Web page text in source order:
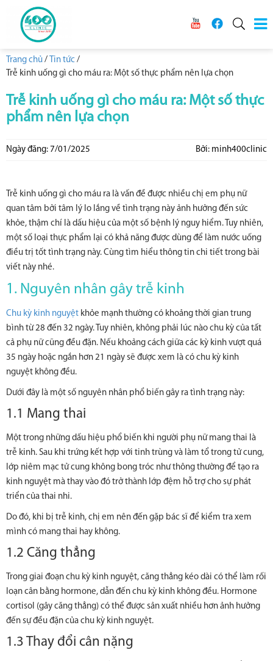
Trang chủ / Tin tức /
Trễ kinh uống gì cho máu ra: Một số thực phẩm nên lựa chọn
Trễ kinh uống gì cho máu ra: Một số thực
phẩm nên lựa chọn
Ngày đăng: 7/01/2025 Bởi: minh400clinic
Trễ kinh uống gì cho máu ra là vấn đề được nhiều chị em phụ nữ
quan tâm bởi tâm lý lo lắng về tình trạng này ảnh hưởng đến sức
khỏe, thậm chí là dấu hiệu của một số bệnh lý nguy hiểm. Tuy nhiên,
một số loại thực phẩm lại có khả năng được dùng để làm nước uống
điều trị tốt tình trạng này. Cùng tìm hiểu thông tin chi tiết trong bài
viết này nhé.
1. Nguyên nhân gây trễ kinh
Chu kỳ kinh nguyệt khỏe mạnh thường có khoảng thời gian trung
bình từ 28 đến 32 ngày. Tuy nhiên, không phải lúc nào chu kỳ của tất
cả phụ nữ cũng đều đặn. Nếu khoảng cách giữa các kỳ kinh vượt quá
35 ngày hoặc ngắn hơn 21 ngày sẽ được xem là có chu kỳ kinh
nguyệt không đều.
Dưới đây là một số nguyên nhân phổ biến gây ra tình trạng này:
1.1 Mang thai
Một trong những dấu hiệu phổ biến khi người phụ nữ mang thai là
trễ kinh. Sau khi trứng kết hợp với tinh trùng và làm tổ trong tử cung,
lớp niêm mạc tử cung không bong tróc như thông thường để tạo ra
kinh nguyệt mà thay vào đó trở thành lớp đệm hỗ trợ cho sự phát
triển của thai nhi.
Do đó, khi bị trễ kinh, chị em nên đến gặp bác sĩ để kiểm tra xem
mình có mang thai hay không.
1.2 Căng thẳng
Trong giai đoạn chu kỳ kinh nguyệt, căng thẳng kéo dài có thể làm rối
loạn cân bằng hormone, dẫn đến chu kỳ kinh không đều. Hormone
cortisol (gây căng thẳng) có thể được sản xuất nhiều hơn ảnh hưởng
đến sự đều đặn của chu kỳ kinh nguyệt.
1.3 Thay đổi cân nặng